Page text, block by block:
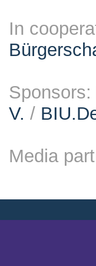
In
Sponsors:
V. /
Media